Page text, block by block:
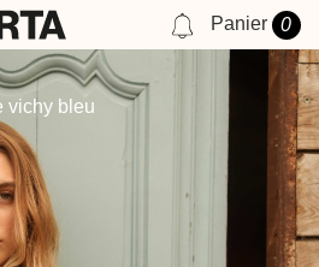
POUR LE MOMENT.
Panier 0
vichy bleu